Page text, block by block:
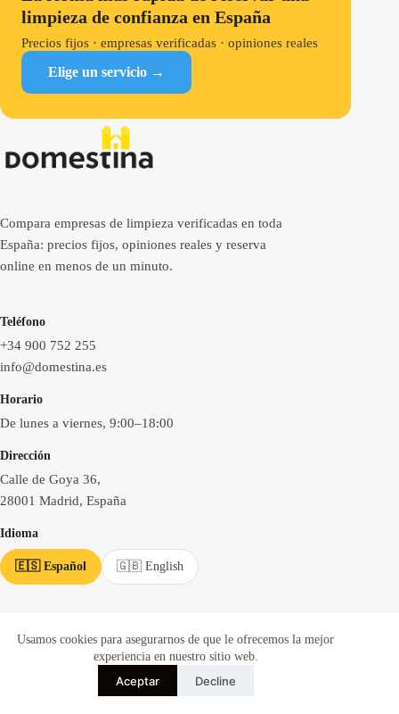
Usamos cookies para asegurarnos de que le ofrecemos la mejor
experiencia en nuestro sitio web.
Aceptar Decline
limpieza de confianza en España
Precios fijos · empresas verificadas · opiniones reales
Elige un servicio →
Compara empresas de limpieza verificadas en toda
España: precios fijos, opiniones reales y reserva
online en menos de un minuto.
Teléfono
+34 900 752 255
info@domestina.es
Horario
De lunes a viernes, 9:00–18:00
Dirección
Calle de Goya 36,
28001 Madrid, España
Idioma
🇪🇸 Español 🇬🇧 English